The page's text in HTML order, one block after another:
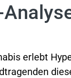
erlebt